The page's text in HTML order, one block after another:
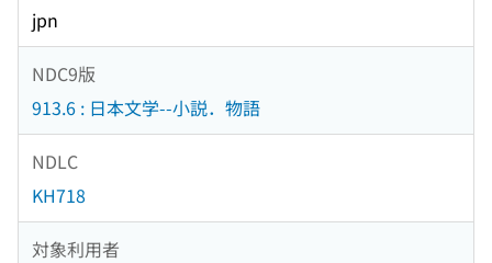
jpn
NDC9版
913.6 : 日本文学--小説．物語
NDLC
KH718
対象利用者